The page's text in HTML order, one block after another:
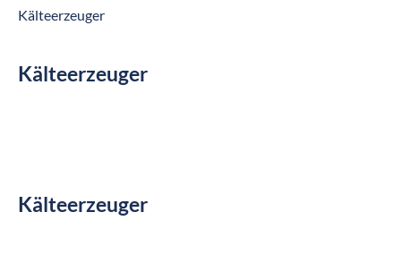
Kälteerzeuger
Kälteerzeuger
Kälteerzeuger